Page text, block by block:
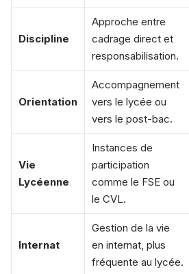
Discipline
Approche entre
cadrage direct et
responsabilisation.
Orientation
Accompagnement
vers le lycée ou
vers le post-bac.
Vie
Lycéenne
Instances de
participation
comme le FSE ou
le CVL.
Internat
Gestion de la vie
en internat, plus
fréquente au lycée.